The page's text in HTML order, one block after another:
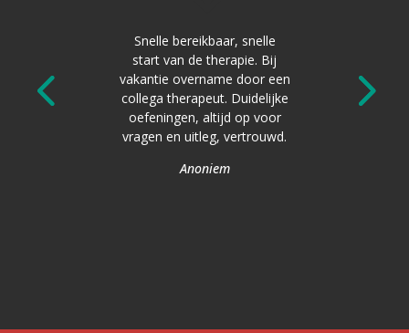
ik in de
Snelle bereikbaar, snelle
start van de therapie. Bij
vakantie overname door een
collega therapeut. Duidelijke
oefeningen, altijd op voor
vragen en uitleg, vertrouwd.
Anoniem